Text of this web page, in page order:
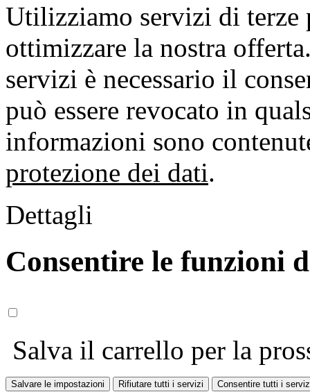
Utilizziamo servizi di terze
ottimizzare la nostra
servizi è necessario il
può essere revocato in
informazioni sono
protezione dei dati.
Dettagli
Consentire le funzioni
Salva il carrello per la
Salvare le impostazioni Rifiutare tutti i servizi Consentire tutti i